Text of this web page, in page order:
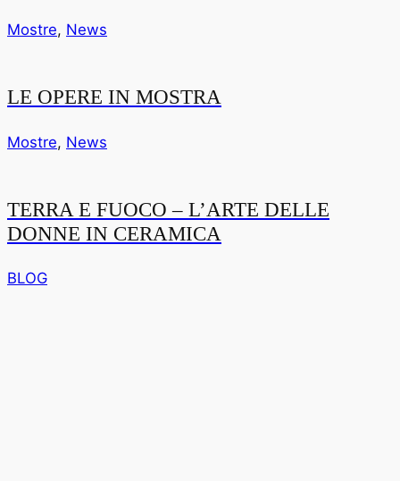
Mostre, News
LE OPERE IN MOSTRA
Mostre, News
TERRA E FUOCO – L’ARTE DELLE
DONNE IN CERAMICA
BLOG